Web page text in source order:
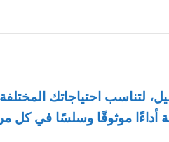
لتناسب احتياجاتك
أداءًا موثوقًا وسلسًا في كل